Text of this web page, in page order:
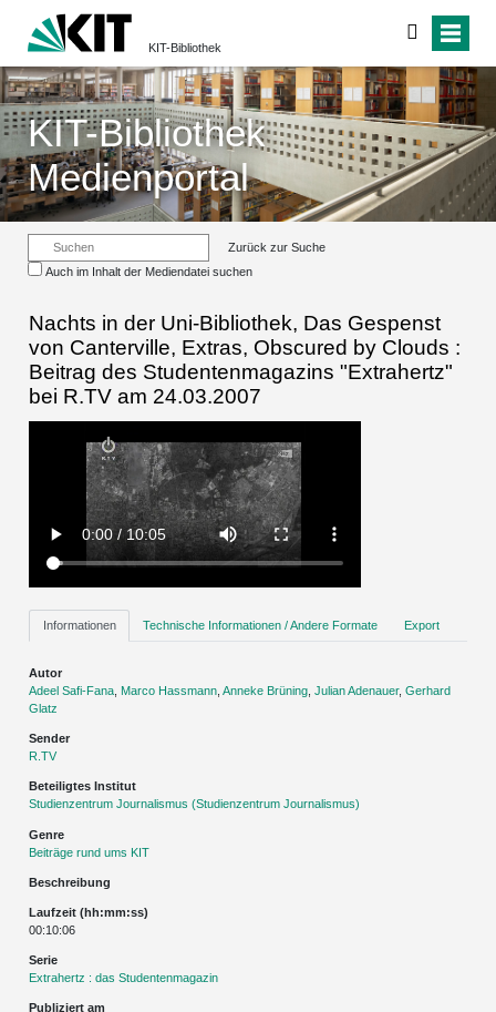
KIT-Bibliothek
KIT-Bibliothek
Medienportal
Zurück zur Suche
Auch im Inhalt der Mediendatei suchen
Nachts in der Uni-Bibliothek, Das Gespenst
von Canterville, Extras, Obscured by Clouds :
Beitrag des Studentenmagazins "Extrahertz"
bei R.TV am 24.03.2007
Informationen Technische Informationen / Andere Formate Export
Autor
Adeel Safi-Fana Marco Hassmann ,Anneke Brüning ,Julian Adenauer,Gerhard
Glatz
Sender
R.TV
Beteiligtes Institut
Studienzentrum Journalismus (Studienzentrum Journalismus)
Genre
Beiträge rund ums KIT
Beschreibung
Laufzeit (hh:mm:ss)
00:10:06
Serie
Extrahertz : das Studentenmagazin
Publiziert am